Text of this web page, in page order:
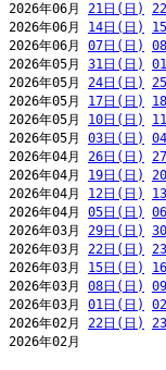
2026年06月 21日(日)
2026年06月 14日(日)
2026年06月 07日(日)
2026年05月 31日(日)
2026年05月 24日(日)
2026年05月 17日(日)
2026年05月 10日(日)
2026年05月 03日(日)
2026年04月 26日(日)
2026年04月 19日(日)
2026年04月 12日(日)
2026年04月 05日(日)
2026年03月 29日(日)
2026年03月 22日(日)
2026年03月 15日(日)
2026年03月 08日(日)
2026年03月 01日(日)
2026年02月 22日(日)
2026